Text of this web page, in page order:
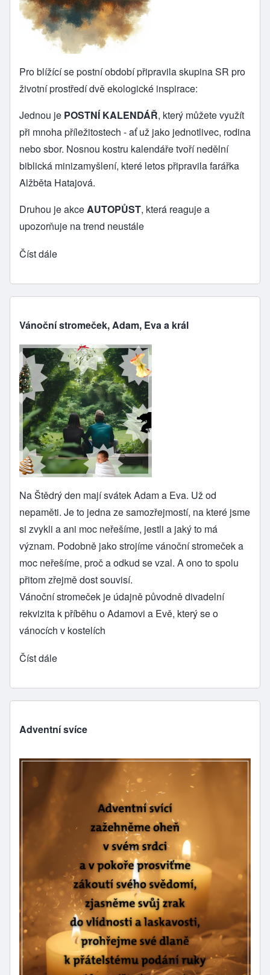
Pro blížící se postní období připravila skupina SR pro
životní prostředí dvě ekologické inspirace:
Jednou je POSTNÍ KALENDÁŘ, který můžete využít
při mnoha příležitostech - ať už jako jednotlivec, rodina
nebo sbor. Nosnou kostru kalendáře tvoří nedělní
biblická minizamyšlení, které letos připravila farářka
Alžběta Hatajová.
Druhou je akceAUTOPŮST, která reaguje a
upozorňuje na trend neustále
Číst dále
Vánoční stromeček, Adam, Eva a král
Na Štědrý den mají svátek Adam a Eva. Už od
nepaměti. Je to jedna ze samozřejmostí, na které jsme
si zvykli a ani moc neřešíme, jestli a jaký to má
význam. Podobně jako strojíme vánoční stromeček a
moc neřešíme, proč a odkud se vzal. A ono to spolu
přitom zřejmě dost souvisí.
Vánoční stromeček je údajně původně divadelní
rekvizita k příběhu o Adamovi a Evě, který se o
vánocích v kostelích
Číst dále
Adventní svíce